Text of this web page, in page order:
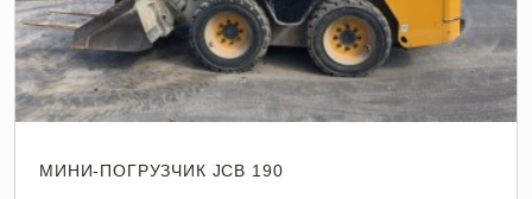
МИНИ-ПОГРУЗЧИК JCB 190